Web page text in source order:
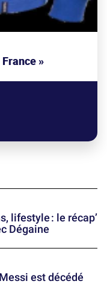
»
lifestyle : le récap’
Dégaine
est décédé